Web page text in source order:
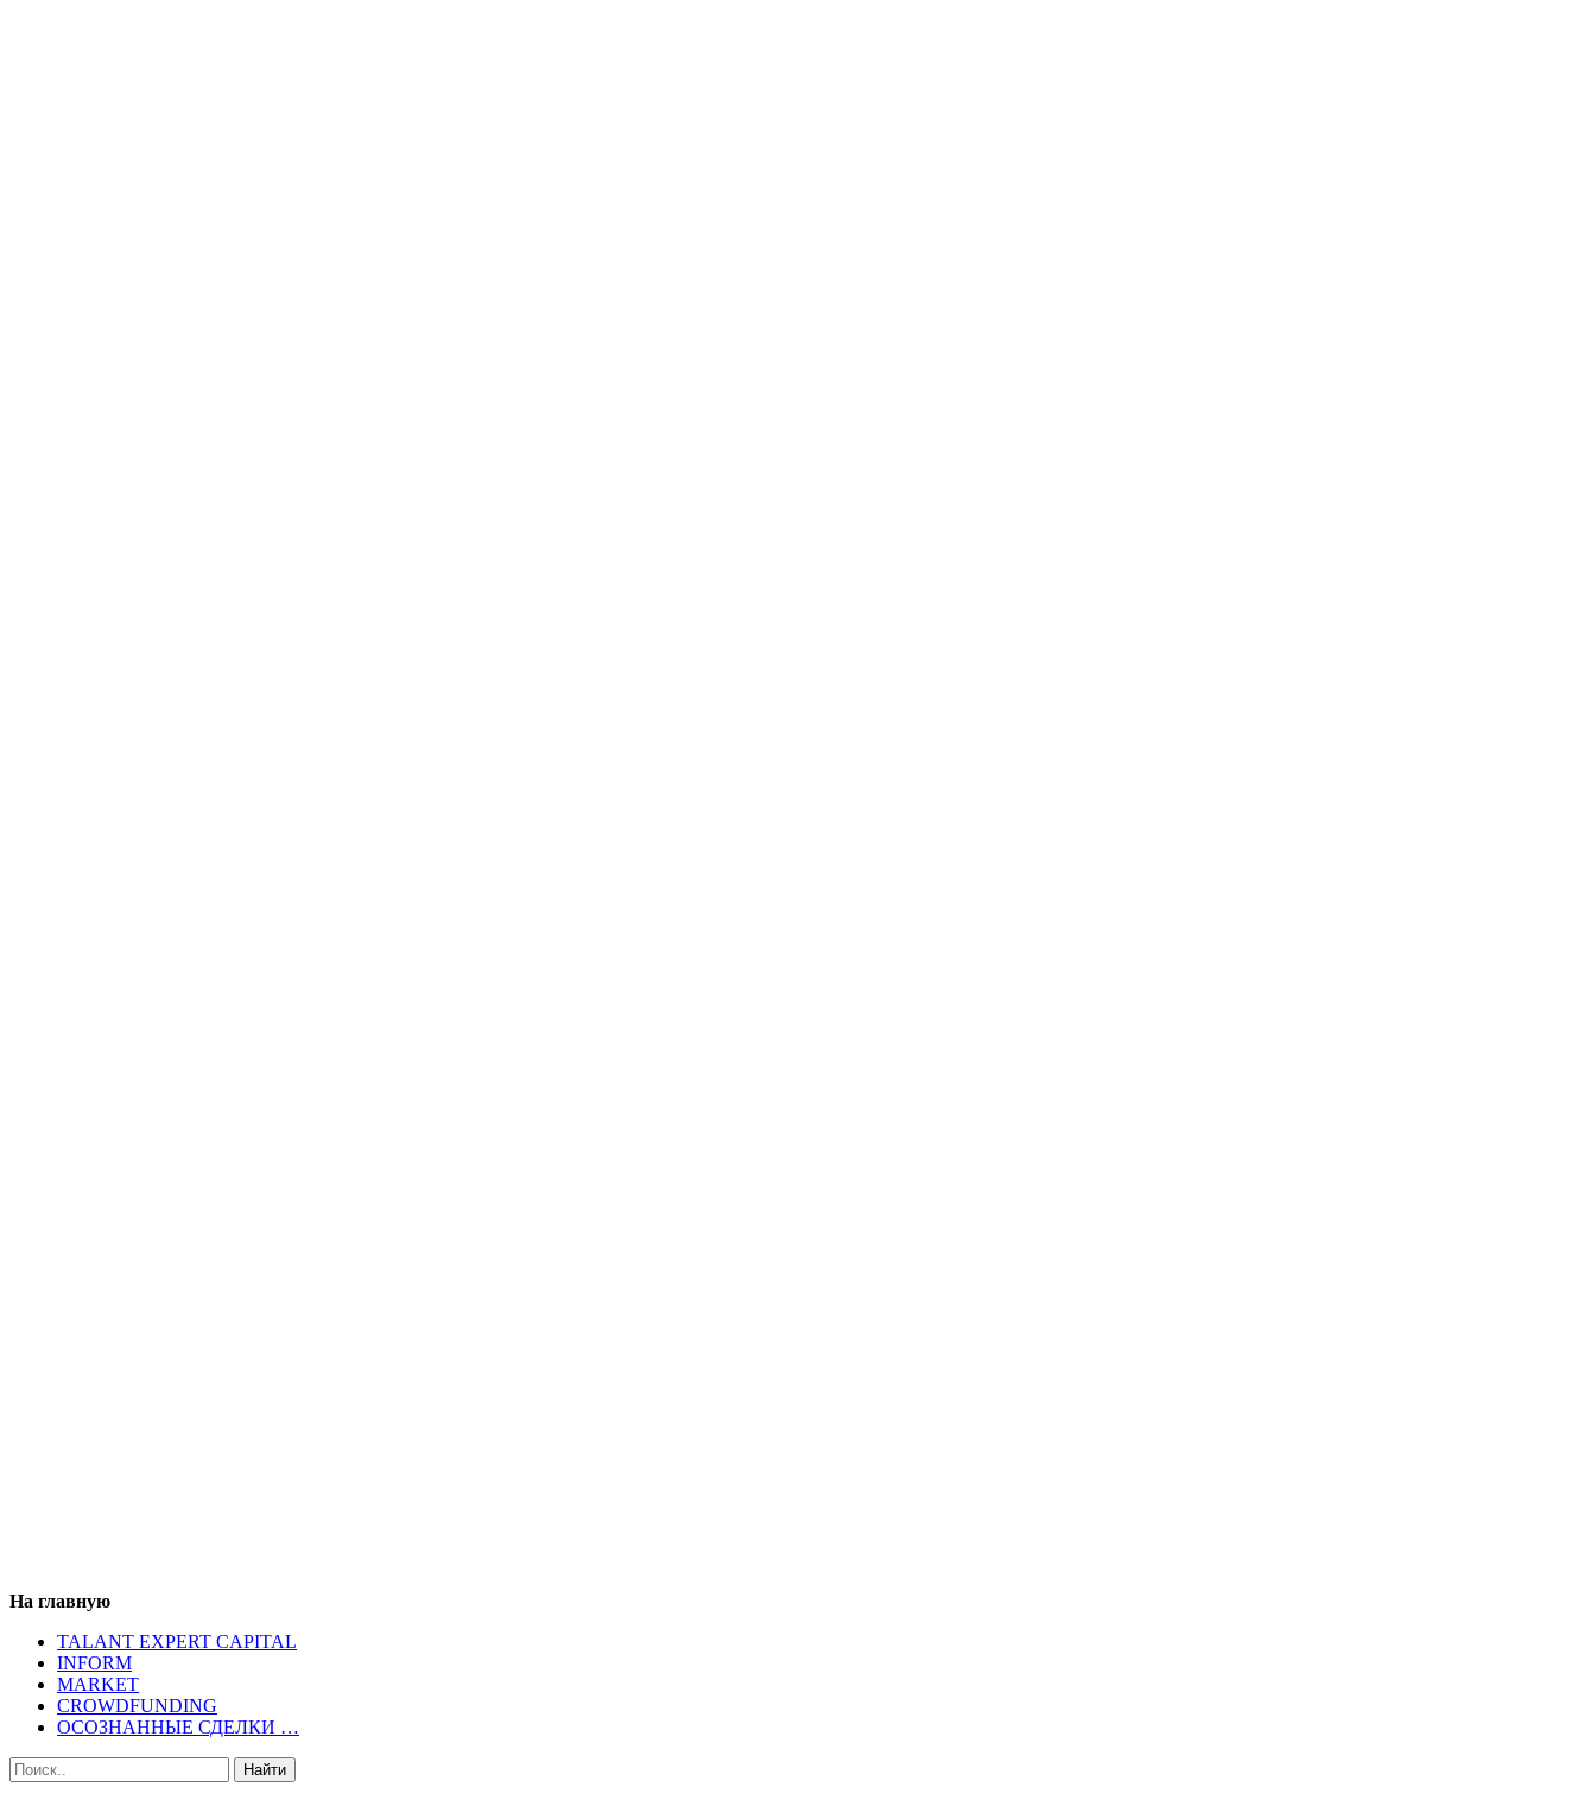
На главную
TALANT EXPERT CAPITAL
INFORM
MARKET
CROWDFUNDING
ОСОЗНАННЫЕ СДЕЛКИ …